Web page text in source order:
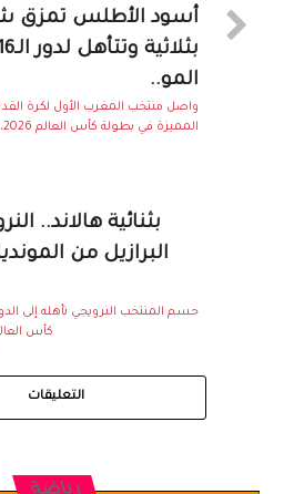
أسود الأطلس تمزق
المو..
واصل منتخب المغرب الأول لكرة
المميزة في بطولة كأس العالم 2026،...
بثنائية هالاند..
البرازيل من
حسم المنتخب النرويجي تأهله إلى
كأس العالم 2026،
التعليقات